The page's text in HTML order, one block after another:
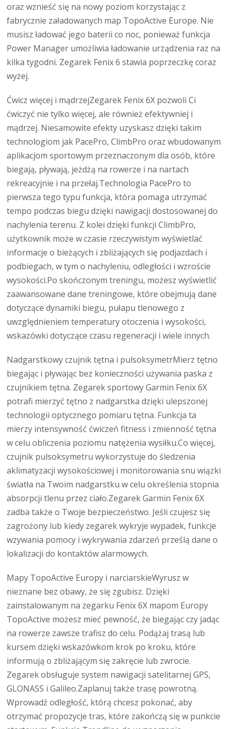
oraz wznieść się na nowy poziom korzystając z
fabrycznie załadowanych map TopoActive Europe. Nie
musisz ładować jego baterii co noc, ponieważ funkcja
Power Manager umożliwia ładowanie urządzenia raz na
kilka tygodni. Zegarek Fenix 6 stawia poprzeczkę coraz
wyżej.
Ćwicz więcej i mądrzejZegarek Fenix 6X pozwoli Ci
ćwiczyć nie tylko więcej, ale również efektywniej i
mądrzej. Niesamowite efekty uzyskasz dzięki takim
technologiom jak PacePro, ClimbPro oraz wbudowanym
aplikacjom sportowym przeznaczonym dla osób, które
biegają, pływają, jeżdżą na rowerze i na nartach
rekreacyjnie i na przełaj.Technologia PacePro to
pierwsza tego typu funkcja, która pomaga utrzymać
tempo podczas biegu dzięki nawigacji dostosowanej do
nachylenia terenu. Z kolei dzięki funkcji ClimbPro,
użytkownik może w czasie rzeczywistym wyświetlać
informacje o bieżących i zbliżających się podjazdach i
podbiegach, w tym o nachyleniu, odległości i wzroście
wysokości.Po skończonym treningu, możesz wyświetlić
zaawansowane dane treningowe, które obejmują dane
dotyczące dynamiki biegu, pułapu tlenowego z
uwzględnieniem temperatury otoczenia i wysokości,
wskazówki dotyczące czasu regeneracji i wiele innych.
Nadgarstkowy czujnik tętna i pulsoksymetrMierz tętno
biegając i pływając bez konieczności używania paska z
czujnikiem tętna. Zegarek sportowy Garmin Fenix 6X
potrafi mierzyć tętno z nadgarstka dzięki ulepszonej
technologii optycznego pomiaru tętna. Funkcja ta
mierzy intensywność ćwiczeń fitness i zmienność tętna
w celu obliczenia poziomu natężenia wysiłku.Co więcej,
czujnik pulsoksymetru wykorzystuje do śledzenia
aklimatyzacji wysokościowej i monitorowania snu wiązki
światła na Twoim nadgarstku w celu określenia stopnia
absorpcji tlenu przez ciało.Zegarek Garmin Fenix 6X
zadba także o Twoje bezpieczeństwo. Jeśli czujesz się
zagrożony lub kiedy zegarek wykryje wypadek, funkcje
wzywania pomocy i wykrywania zdarzeń prześlą dane o
lokalizacji do kontaktów alarmowych.
Mapy TopoActive Europy i narciarskieWyrusz w
nieznane bez obawy, że się zgubisz. Dzięki
zainstalowanym na zegarku Fenix 6X mapom Europy
TopoActive możesz mieć pewność, że biegając czy jadąc
na rowerze zawsze trafisz do celu. Podążaj trasą lub
kursem dzięki wskazówkom krok po kroku, które
informują o zbliżającym się zakręcie lub zwrocie.
Zegarek obsługuje system nawigacji satelitarnej GPS,
GLONASS i Galileo.Zaplanuj także trasę powrotną.
Wprowadź odległość, którą chcesz pokonać, aby
otrzymać propozycje tras, które zakończą się w punkcie